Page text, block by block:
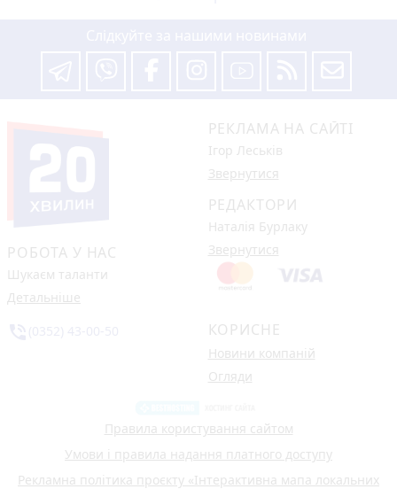
РОБОТА У НАС
Шукаєм таланти
Детальніше
РЕКЛАМА НА САЙТІ
Ігор Леськів
Звернутися
РЕДАКТОРИ
Наталія Бурлаку
Звернутися
КОРИСНЕ
Новини компаній
Огляди
Правила користування сайтом
Умови і правила надання платного доступу
Рекламна політика проєкту «Інтерактивна мапа локальних